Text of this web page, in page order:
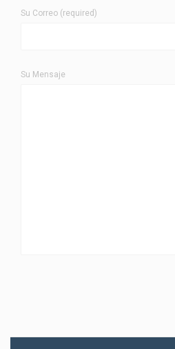
Su Correo (required)
Su Mensaje